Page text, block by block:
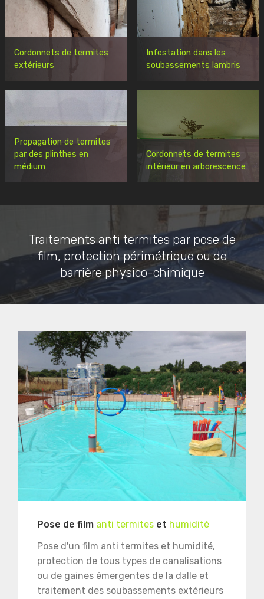
Cordonnets de termites
extérieurs
Infestation dans les
soubassements lambris
Propagation de termites
par des plinthes en
médium
Cordonnets de termites
intérieur en arborescence
Traitements anti termites par pose de
film, protection périmétrique ou de
barrière physico-chimique
Pose de film anti termites et humidité
Pose d'un film anti termites et humidité,
protection de tous types de canalisations
ou de gaines émergentes de la dalle et
traitement des soubassements extérieurs